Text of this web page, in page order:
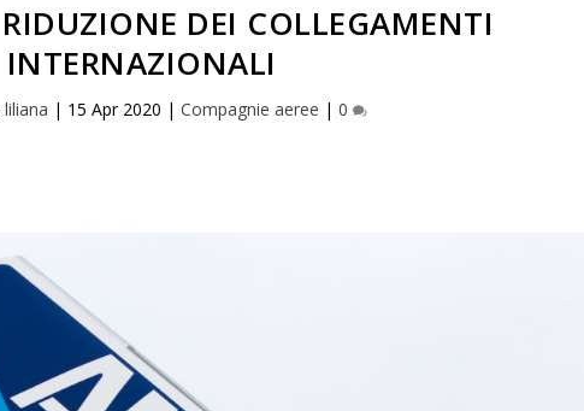
DEI COLLEGAMENTI
INTERNAZIONALI
liliana | 15 Apr 2020 | Compagnie aeree | 0